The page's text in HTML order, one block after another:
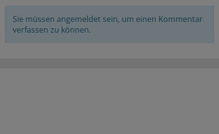
Sie müssen angemeldet sein, um einen Kommentar
verfassen zu können.